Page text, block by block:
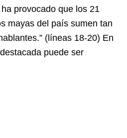
provocado que los 21
mayas del país sumen tan
(líneas 18-20) En
puede ser